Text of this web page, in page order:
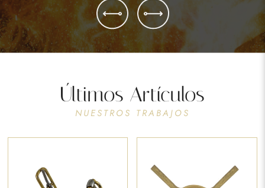
Últimos Artículos
NUESTROS TRABAJOS